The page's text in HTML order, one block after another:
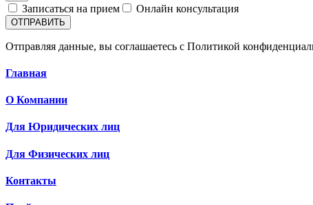
Записаться на прием Онлайн консультация
ОТПРАВИТЬ
Отправляя данные, вы соглашаетесь c Политикой
Главная
О Компании
Для Юридических лиц
Для Физических лиц
Контакты